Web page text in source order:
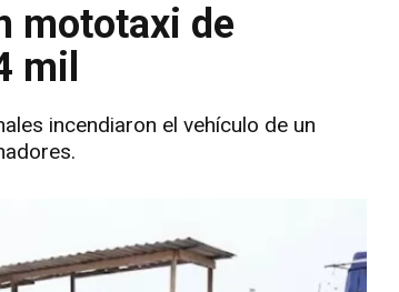
mototaxi de
mil
incendiaron el vehículo de un